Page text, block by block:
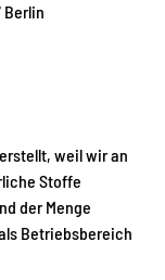
Berlin
weil wir an
Stoffe
der Menge
Betriebsbereich